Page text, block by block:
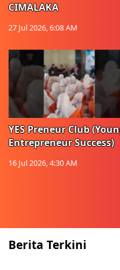
CIMALAKA
27 Jul 2026, 6:08 AM
YES Preneur Club
Entrepreneur Success)
16 Jul 2026, 4:30 AM
Berita Terkini